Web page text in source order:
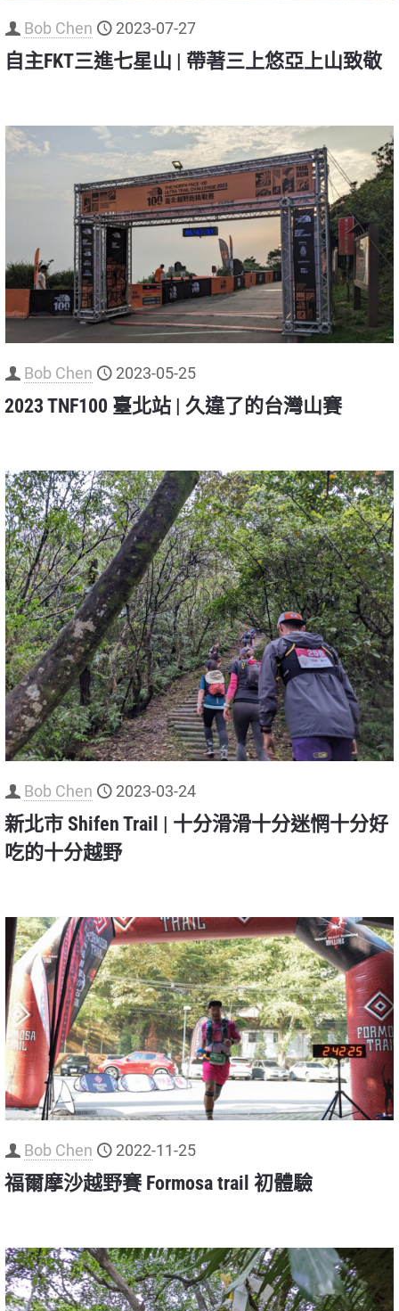
Bob Chen 2023-07-27
自主FKT三進七星山 | 帶著三上悠亞上山致敬
Bob Chen 2023-05-25
2023 TNF100 臺北站 | 久違了的台灣山賽
Bob Chen 2023-03-24
新北市 Shifen Trail | 十分滑滑十分迷惘十分好
吃的十分越野
Bob Chen 2022-11-25
福爾摩沙越野賽 Formosa trail 初體驗